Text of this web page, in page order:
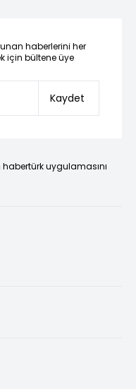
haberlerini her
için bültene üye
Kaydet
uygulamasını